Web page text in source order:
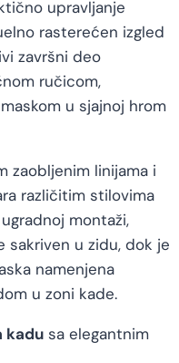
upravljanje
rasterećen izgled
završni deo
ručicom,
u sjajnoj hrom
zaobljenim linijama i
različitim stilovima
montaži,
sakriven u zidu, dok je
namenjena
u zoni kade.
kadu sa elegantnim